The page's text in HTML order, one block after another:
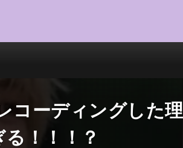
コーディングした理
！！！？